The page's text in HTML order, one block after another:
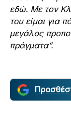
εδώ. Με τον
του είμαι για
μεγάλος
πράγματα”.